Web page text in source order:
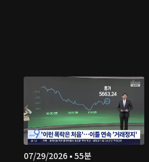
07/29/2026 • 55분